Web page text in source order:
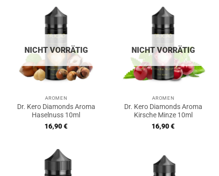
NICHT VORRÄTIG
AROMEN
Dr. Kero Diamonds Aroma
Haselnuss 10ml
16,90€
NICHT VORRÄTIG
AROMEN
Dr. Kero Diamonds Aroma
Kirsche Minze 10ml
16,90€